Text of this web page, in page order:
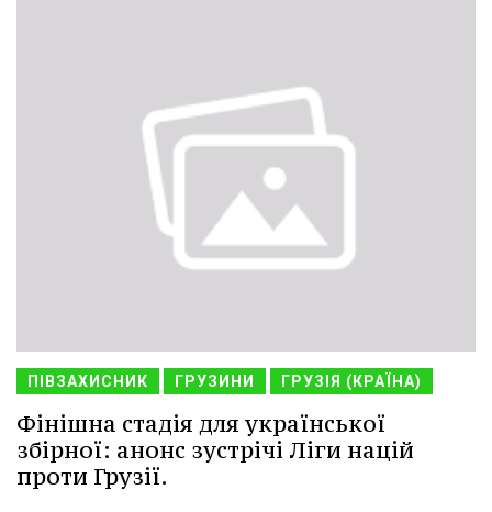
ПІВЗАХИСНИК ГРУЗИНИ ГРУЗІЯ (КРАЇНА)
Фінішна стадія для української
збірної: анонс зустрічі Ліги націй
проти Грузії.